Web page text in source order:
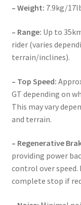
– Weight: 7.9kg/
– Range: Up to
rider (varies
terrain/inclines).
– Top Speed:
GT depending on
This may vary
and terrain.
– Regenerative
providing power
control over
complete stop if